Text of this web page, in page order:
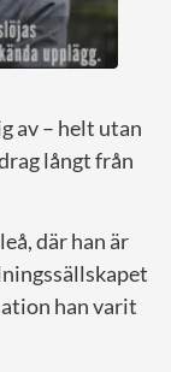
av – helt utan
långt från
där han är
han varit